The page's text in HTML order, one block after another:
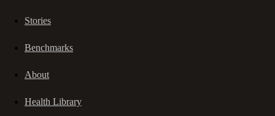
Stories
Benchmarks
About
Health Library